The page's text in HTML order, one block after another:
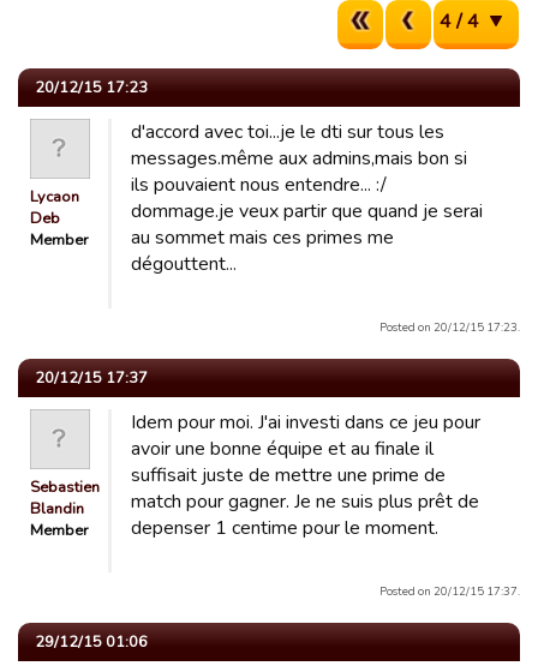
4 / 4
20/12/15 17:23
Lycaon
Deb
Member
d'accord avec toi...je le dti sur tous les
messages.même aux admins,mais bon si
ils pouvaient nous entendre... :/
dommage.je veux partir que quand je serai
au sommet mais ces primes me
dégouttent...
Posted on 20/12/15 17:23.
20/12/15 17:37
Sebastien
Blandin
Member
Idem pour moi. J'ai investi dans ce jeu pour
avoir une bonne équipe et au finale il
suffisait juste de mettre une prime de
match pour gagner. Je ne suis plus prêt de
depenser 1 centime pour le moment.
Posted on 20/12/15 17:37.
29/12/15 01:06